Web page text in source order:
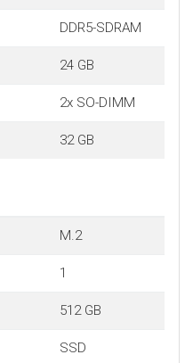
DDR5-SDRAM
24 GB
2x SO-DIMM
32 GB
M.2
1
512 GB
SSD